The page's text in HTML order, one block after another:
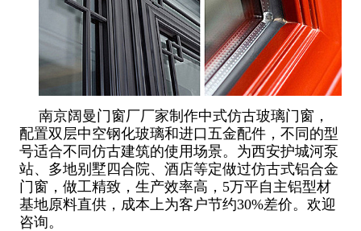
南京阔曼门窗厂厂家制作中式仿古玻璃门窗，
配置双层中空钢化玻璃和进口五金配件，不同的型
号适合不同仿古建筑的使用场景。为西安护城河泵
站、多地别墅四合院、酒店等定做过仿古式铝合金
门窗，做工精致，生产效率高，5万平自主铝型材
基地原料直供，成本上为客户节约30%差价。欢迎
咨询。